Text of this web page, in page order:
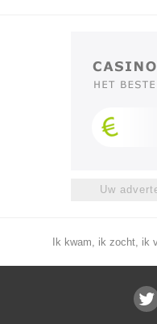
Uw
Ik kwam, ik zocht, ik